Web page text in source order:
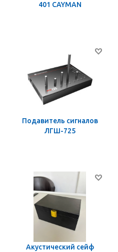
401 CAYMAN
Подавитель сигналов
ЛГШ-725
Акустический сейф